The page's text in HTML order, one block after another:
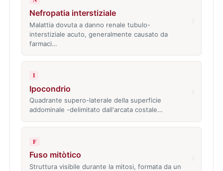
Nefropatia interstiziale
Malattia dovuta a danno renale tubulo-
interstiziale acuto, generalmente causato da
farmaci…
I
Ipocondrio
Quadrante supero-laterale della superficie
addominale -delimitato dall'arcata costale…
F
Fuso mitòtico
Struttura visibile durante la mitosi, formata da un